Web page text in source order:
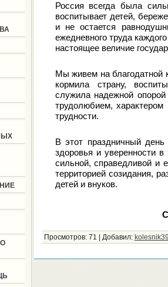
Россия всегда была
воспитывает детей,
и не остается
ежедневного труда
настоящее величие
Мы живем на благодатной
кормила страну,
служила надежной
трудолюбием,
трудности.
В этот праздничный
здоровья и уверенности
сильной, справедливой и
территорией созидания,
детей и внуков.
Просмотров: 71 Добавил: